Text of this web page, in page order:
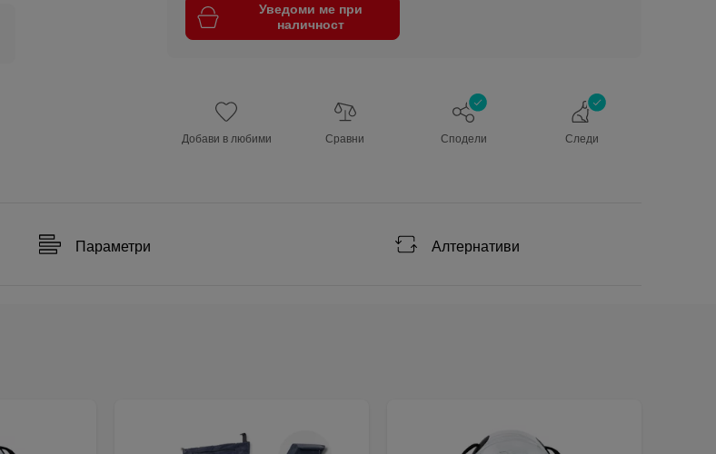
Уведоми ме при
наличност
Добави в любими Сравни Сподели Следи
Параметри Алтернативи